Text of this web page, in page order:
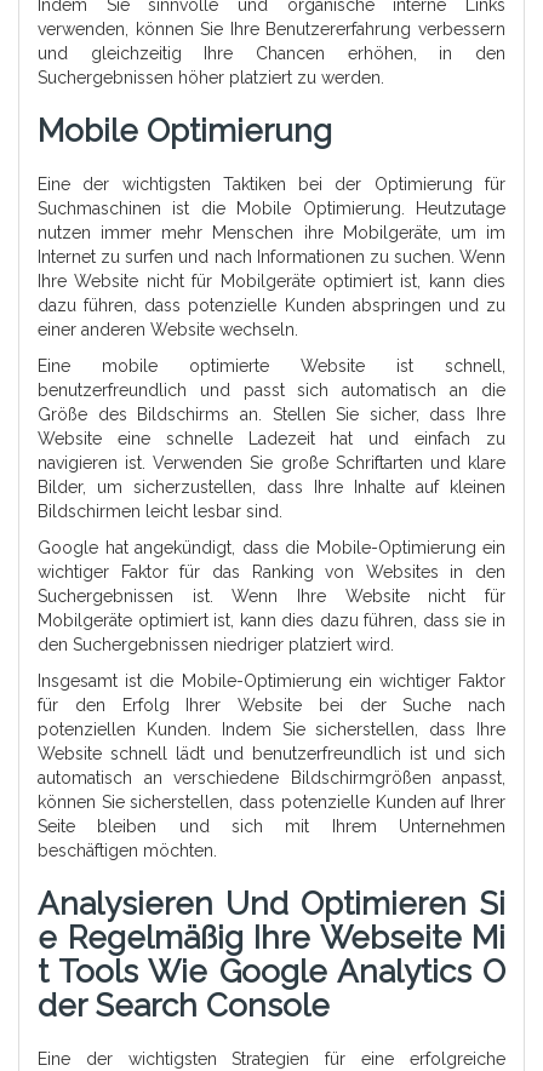
Indem Sie sinnvolle und organische interne Links
verwenden, können Sie Ihre Benutzererfahrung verbessern
und gleichzeitig Ihre Chancen erhöhen, in den
Suchergebnissen höher platziert zu werden.
Mobile Optimierung
Eine der wichtigsten Taktiken bei der Optimierung für
Suchmaschinen ist die Mobile Optimierung. Heutzutage
nutzen immer mehr Menschen ihre Mobilgeräte, um im
Internet zu surfen und nach Informationen zu suchen. Wenn
Ihre Website nicht für Mobilgeräte optimiert ist, kann dies
dazu führen, dass potenzielle Kunden abspringen und zu
einer anderen Website wechseln.
Eine mobile optimierte Website ist schnell,
benutzerfreundlich und passt sich automatisch an die
Größe des Bildschirms an. Stellen Sie sicher, dass Ihre
Website eine schnelle Ladezeit hat und einfach zu
navigieren ist. Verwenden Sie große Schriftarten und klare
Bilder, um sicherzustellen, dass Ihre Inhalte auf kleinen
Bildschirmen leicht lesbar sind.
Google hat angekündigt, dass die Mobile-Optimierung ein
wichtiger Faktor für das Ranking von Websites in den
Suchergebnissen ist. Wenn Ihre Website nicht für
Mobilgeräte optimiert ist, kann dies dazu führen, dass sie in
den Suchergebnissen niedriger platziert wird.
Insgesamt ist die Mobile-Optimierung ein wichtiger Faktor
für den Erfolg Ihrer Website bei der Suche nach
potenziellen Kunden. Indem Sie sicherstellen, dass Ihre
Website schnell lädt und benutzerfreundlich ist und sich
automatisch an verschiedene Bildschirmgrößen anpasst,
können Sie sicherstellen, dass potenzielle Kunden auf Ihrer
Seite bleiben und sich mit Ihrem Unternehmen
beschäftigen möchten.
Analysieren Und Optimieren Si
E Regelmäßig Ihre Webseite Mi
T Tools Wie Google Analytics O
Der Search Console
Eine der wichtigsten Strategien für eine erfolgreiche